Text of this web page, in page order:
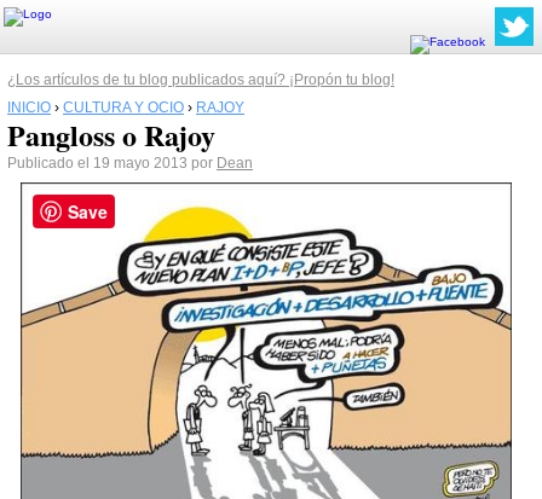
¿Los artículos de tu blog publicados aquí? ¡Propón tu blog!
INICIO › CULTURA Y OCIO › RAJOY
Pangloss o Rajoy
Publicado el 19 mayo 2013 por Dean
Save